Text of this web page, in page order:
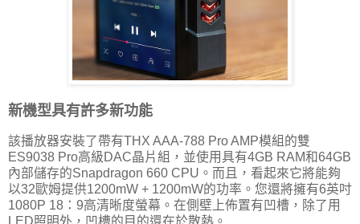
新機型具有許多新功能
該播放器安裝了帶有THX AAA-788 Pro AMP模組的雙
ES9038 Pro高級DAC晶片組，並使用具有4GB RAM和64GB
內部儲存的Snapdragon 660 CPU。而且，看起來它將能夠
以32歐姆提供1200mW + 1200mW的功率。您還將擁有6英吋
1080P 18：9高清晰度螢幕。在側壁上佈置有凹槽，除了用